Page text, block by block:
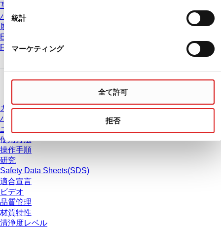
統計
マーケティング
全て許可
拒否
互換表 ピペットチップ
バッチ証明書
展示会 & 学会
Eラーニング
FAQ
ダウンロードセンター
カタログ
パンフレット
ユーザー情報
使用方法
操作手順
研究
Safety Data Sheets(SDS)
適合宣言
ビデオ
品質管理
材質特性
清浄度レベル